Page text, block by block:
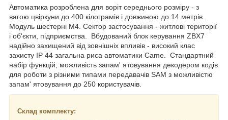
Автоматика розроблена для воріт середнього розміру - з
вагою цвіркуни до 400 кілограмів і довжиною до 14 метрів.
Модуль шестерні M4. Сектор застосування - житлові території
і об'єкти, підприємства. Вбудований блок керування ZBX7
надійно захищений від зовнішніх впливів - високий клас
захисту IP 44 загальна риса автоматики Came. Стандартний
набір функцій, можливість запам' ятовування декодером кодів
для роботи з різними типами передавачів SAM з можливістю
запам' ятовування до 250 користувачів.
Склад комплекту: